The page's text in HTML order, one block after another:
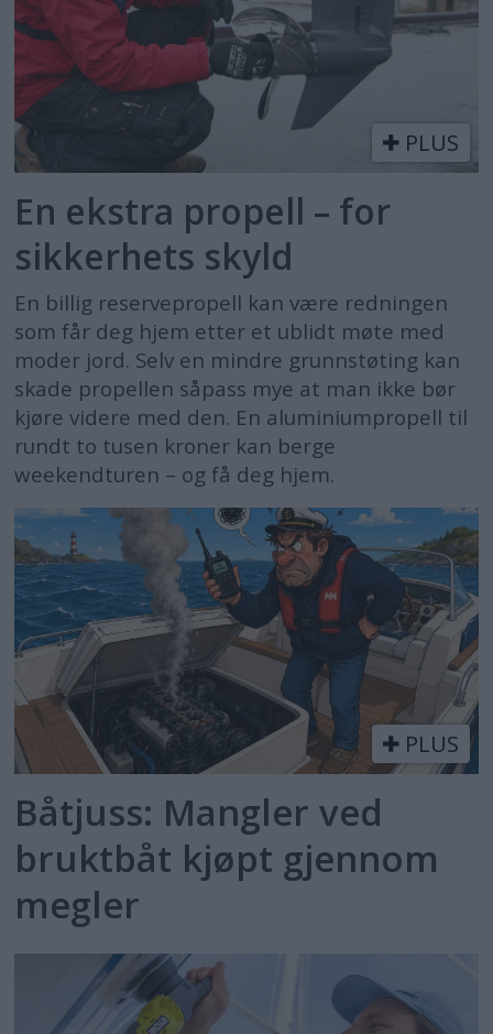
PLUS
En ekstra propell – for
sikkerhets skyld
En billig reservepropell kan være redningen
som får deg hjem etter et ublidt møte med
moder jord. Selv en mindre grunnstøting kan
skade propellen såpass mye at man ikke bør
kjøre videre med den. En aluminiumpropell til
rundt to tusen kroner kan berge
weekendturen – og få deg hjem.
PLUS
Båtjuss: Mangler ved
bruktbåt kjøpt gjennom
megler